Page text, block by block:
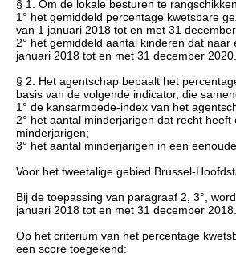
§ 1. Om de lokale besturen te
1° het gemiddeld percentage kwetsbare
van 1 januari 2018 tot en met 31
2° het gemiddeld aantal kinderen dat
januari 2018 tot en met 31 december 2020.
§ 2. Het agentschap bepaalt het
basis van de volgende indicator, die
1° de kansarmoede-index van het
2° het aantal minderjarigen dat recht
minderjarigen;
3° het aantal minderjarigen in een
Voor het tweetalige gebied Brussel-
Bij de toepassing van paragraaf 2, 3°,
januari 2018 tot en met 31 december 2018.
Op het criterium van het percentage
een score toegekend: